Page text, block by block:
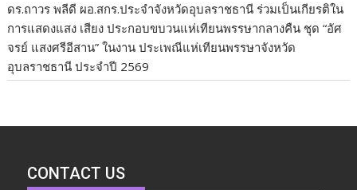
ดร.ถาวร พลีดี ผอ.สกร.ประจำจังหวัดอุบลราชธานี ร่วมเป็นเกียรติใน
การแสดงแสง เสียง ประกอบขบวนแห่เทียนพรรษากลางคืน ชุด “อัศ
จรย์ แสงศรีอีสาน” ในงาน ประเพณีแห่เทียนพรรษาจังหวัด
อุบลราชธานี ประจำปี 2569
CONTACT US